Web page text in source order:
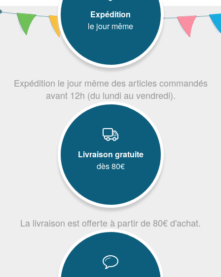
Expédition
le jour même
Expédition le jour même des articles commandés
avant 12h (du lundi au vendredi).
Livraison gratuite
dès 80€
La livraison est offerte à partir de 80€ d'achat.